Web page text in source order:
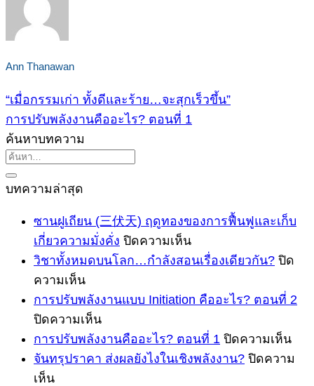
Ann Thanawan
“เมื่อกรรมเก่า ทั้งดีและร้าย…จะสุกเร็วขึ้น”
การปรับพลังงานคืออะไร? ตอนที่ 1
ค้นหาบทความ
บทความล่าสุด
ซานฝูเถียน (三伏天) ฤดูทองของการฟื้นฟูและเก็บ
เกี่ยวความมั่งคั่ง ปิดความเห็นบน
ซาน
(三
天)
ฤดู
ทอง
วิชาทั้งหมดบนโลก…กำลังสอนเรื่องเดียวกัน? ปิด
ความเห็นบน
วิชา
ทั้งหมด
บน
โลก…
การปรับพลังงานแบบ Initiation คืออะไร? ตอนที่ 2
ปิดความเห็นบน
การ
ปรับ
การปรับพลังงานคืออะไร? ตอนที่ 1 ปิดความเห็นบน
การ
จันทรุปราคา ส่งผลยังไงในเชิงพลังงาน? ปิดความ
เห็นบน